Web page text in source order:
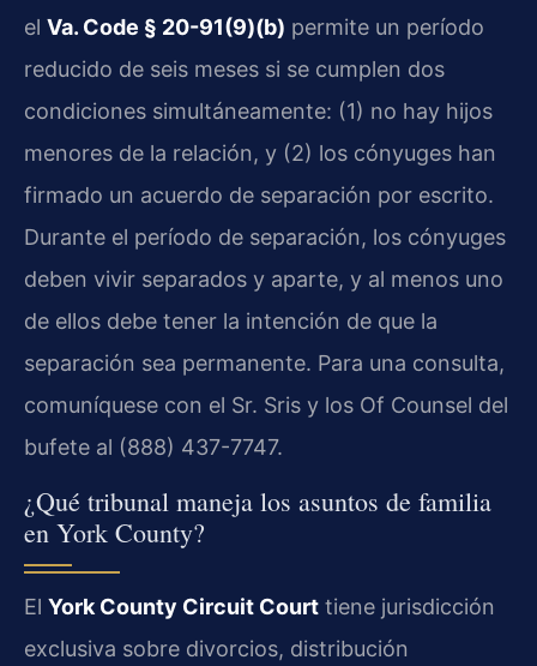
el Va. Code § 20-91(9)(b) permite un período
reducido de seis meses si se cumplen dos
condiciones simultáneamente: (1) no hay hijos
menores de la relación, y (2) los cónyuges han
firmado un acuerdo de separación por escrito.
Durante el período de separación, los cónyuges
deben vivir separados y aparte, y al menos uno
de ellos debe tener la intención de que la
separación sea permanente. Para una consulta,
comuníquese con el Sr. Sris y los Of Counsel del
bufete al (888) 437-7747.
¿Qué tribunal maneja los asuntos de familia
en York County?
El York County Circuit Court tiene jurisdicción
exclusiva sobre divorcios, distribución